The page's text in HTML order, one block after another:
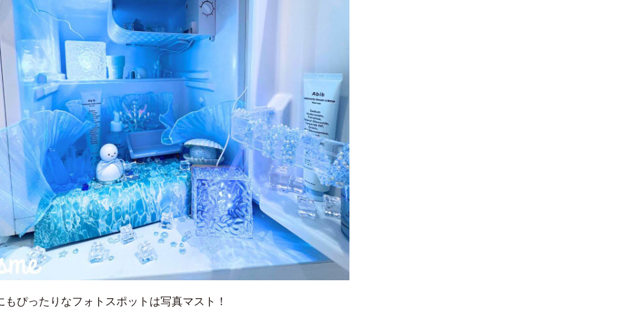
もぴったりなフォトスポットは写真マスト！